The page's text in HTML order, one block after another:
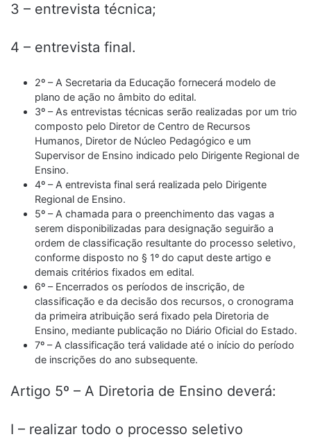
3 – entrevista técnica;
4 – entrevista final.
2º – A Secretaria da Educação fornecerá modelo de
plano de ação no âmbito do edital.
3º – As entrevistas técnicas serão realizadas por um trio
composto pelo Diretor de Centro de Recursos
Humanos, Diretor de Núcleo Pedagógico e um
Supervisor de Ensino indicado pelo Dirigente Regional de
Ensino.
4º – A entrevista final será realizada pelo Dirigente
Regional de Ensino.
5º – A chamada para o preenchimento das vagas a
serem disponibilizadas para designação seguirão a
ordem de classificação resultante do processo seletivo,
conforme disposto no § 1º do caput deste artigo e
demais critérios fixados em edital.
6º – Encerrados os períodos de inscrição, de
classificação e da decisão dos recursos, o cronograma
da primeira atribuição será fixado pela Diretoria de
Ensino, mediante publicação no Diário Oficial do Estado.
7º – A classificação terá validade até o início do período
de inscrições do ano subsequente.
Artigo 5º – A Diretoria de Ensino deverá:
I – realizar todo o processo seletivo